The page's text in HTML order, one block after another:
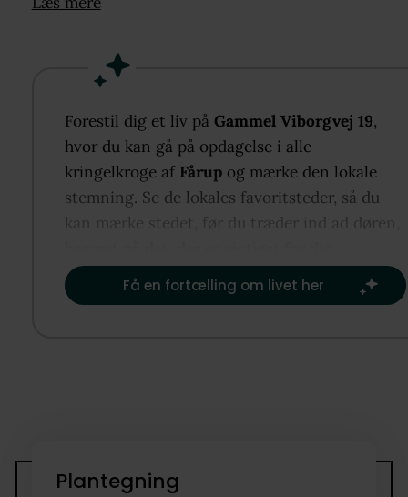
Boligen er i ældre stand og kræver istandsættelse.
På grundene finder vi stor have med masser af
muligheder og ældre garage/værksted.
I bosætter jer i udkanten af Tilst med god plads
men også det naturskønne område omkring
og Søbakke Skovbadeskov.
Forestil dig et liv på Gammel Viborgvej 19,
hvor du kan gå på opdagelse i alle
kringelkroge af Fårup og mærke den lokale
stemning. Se de lokales favoritsteder, så du
kan mærke stedet, før du træder ind ad døren,
Få en fortælling om livet her
Plantegning